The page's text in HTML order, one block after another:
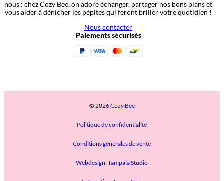
nous : chez Cozy Bee, on adore échanger, partager nos bons plans et
vous aider à dénicher les pépites qui feront briller votre quotidien !
Nous contacter
Paiements sécurisés
© 2026Cozy Bee
Politique de confidentialité
Conditions générales de vente
Webdesign: Tampala Studio